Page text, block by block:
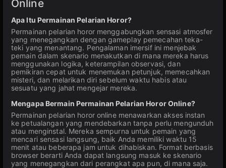
Online
Apa Itu Permainan Pelarian Horor?
Permainan pelarian horor menggabungkan sensasi atmosfer
yang menegangkan dengan gameplay pemecahan teka-
teki yang menantang. Pengalaman imersif ini menjebak
pemain dalam skenario menakutkan di mana mereka harus
menggunakan logika, keterampilan observasi, dan
pemikiran cepat untuk menemukan petunjuk, memecahkan
misteri, dan melarikan diri sebelum waktu habis atau
sesuatu yang jahat mengejar mereka.
Mengapa Bermain Permainan Pelarian Horor Online?
Permainan pelarian horor online menawarkan akses instan
ke petualangan yang mendebarkan tanpa perlu mengunduh
atau menginstal. Mereka sempurna untuk pemain yang
mencari sensasi langsung, baik Anda memiliki waktu 15
menit atau beberapa jam untuk dihabiskan. Format berbasis
browser berarti Anda dapat langsung masuk ke skenario
yang menegangkan dari perangkat apa pun, di mana saja.